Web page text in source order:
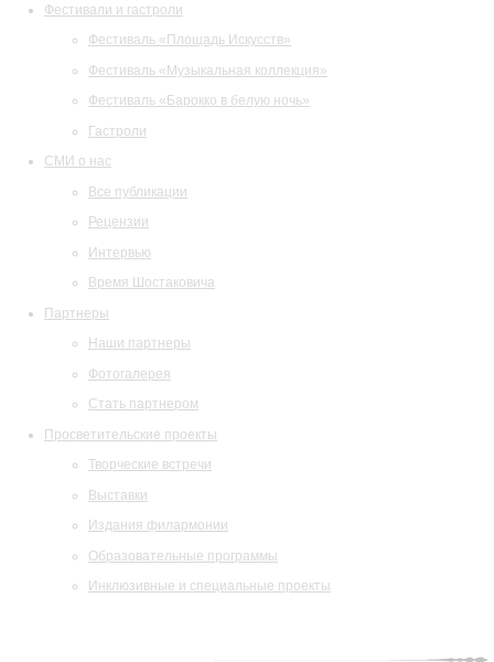
Фестивали и гастроли
Фестиваль «Площадь Искусств»
Фестиваль «Музыкальная коллекция»
Фестиваль «Барокко в белую ночь»
Гастроли
СМИ о нас
Все публикации
Рецензии
Интервью
Время Шостаковича
Партнеры
Наши партнеры
Фотогалерея
Стать партнером
Просветительские проекты
Творческие встречи
Выставки
Издания филармонии
Образовательные программы
Инклюзивные и специальные проекты